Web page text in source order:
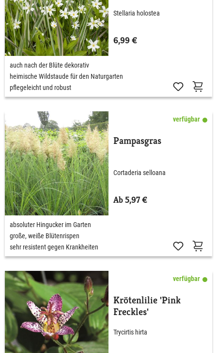
Stellaria holostea
6,99 €
auch nach der Blüte dekorativ
heimische Wildstaude für den Naturgarten
pflegeleicht und robust
verfügbar
Pampasgras
Cortaderia selloana
Ab 5,97 €
absoluter Hingucker im Garten
große, weiße Blütenrispen
sehr resistent gegen Krankheiten
verfügbar
Krötenlilie 'Pink
Freckles'
Trycirtis hirta